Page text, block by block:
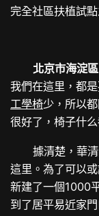
完全社區扶植試點
北京市海淀
我們在這里，都
工學椅少，所以
很好了，椅子什么
據清楚，華
這里。為了可以
新建了一個1000
到了居平易近家門